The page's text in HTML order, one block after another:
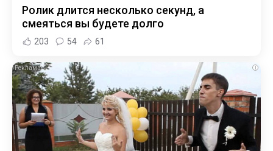
Ролик длится несколько секунд, а
смеяться вы будете долго
203 54 61
i